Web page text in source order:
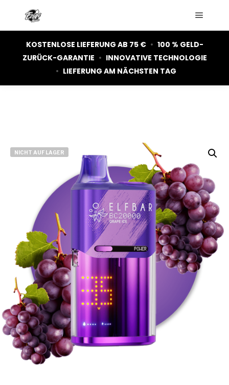
KOSTENLOSE LIEFERUNG AB 75 € • 100 % GELD-
ZURÜCK-GARANTIE • INNOVATIVE TECHNOLOGIE
• LIEFERUNG AM NÄCHSTEN TAG
NICHT AUF LAGER